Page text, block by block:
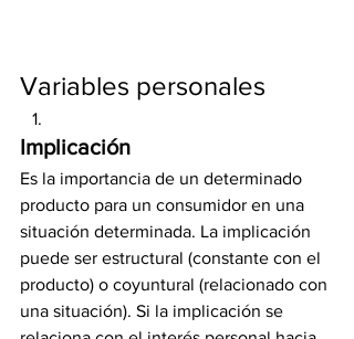
Variables personales
Implicación
Es la importancia de un determinado
producto para un consumidor en una
situación determinada. La implicación
puede ser estructural (constante con el
producto) o coyuntural (relacionado con
una situación). Si la implicación se